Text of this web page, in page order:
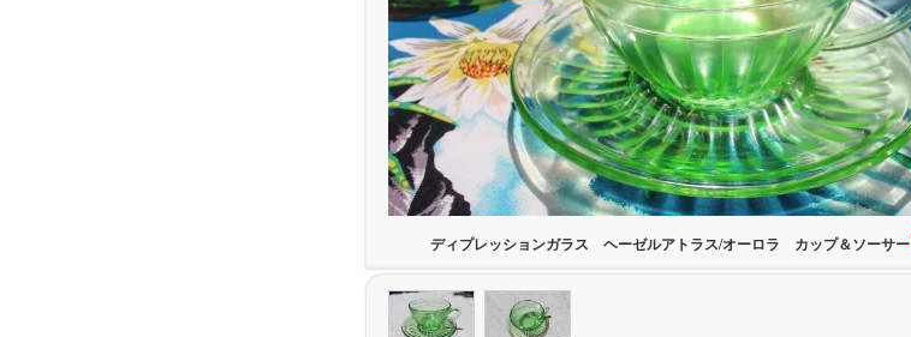
ディプレッションガラス ヘーゼルアトラス/オーロラ カップ＆ソーサー